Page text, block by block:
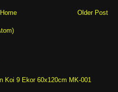
Older Post
Home
Koi 9 Ekor 60x120cm MK-001